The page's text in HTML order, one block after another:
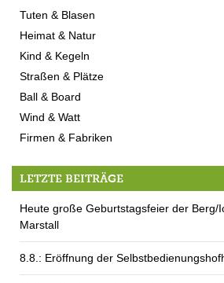
Tuten & Blasen
Heimat & Natur
Kind & Kegeln
Straßen & Plätze
Ball & Board
Wind & Watt
Firmen & Fabriken
LETZTE BEITRÄGE
Heute große Geburtstagsfeier der Berg/
Marstall
8.8.: Eröffnung der